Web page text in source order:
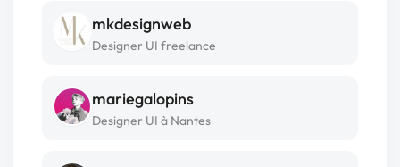
mkdesignweb
Designer UI freelance
mariegalopins
Designer UI à Nantes